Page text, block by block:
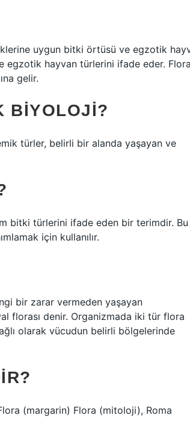
uygun bitki örtüsü ve egzotik
egzotik hayvan türlerini ifade eder.
gelir.
BIYOLOJI?
türler, belirli bir alanda yaşayan ve
bitki türlerini ifade eden bir terimdir. Bu
için kullanılır.
bir zarar vermeden yaşayan
florası denir. Organizmada iki tür flora
olarak vücudun belirli bölgelerinde
(margarin) Flora (mitoloji), Roma